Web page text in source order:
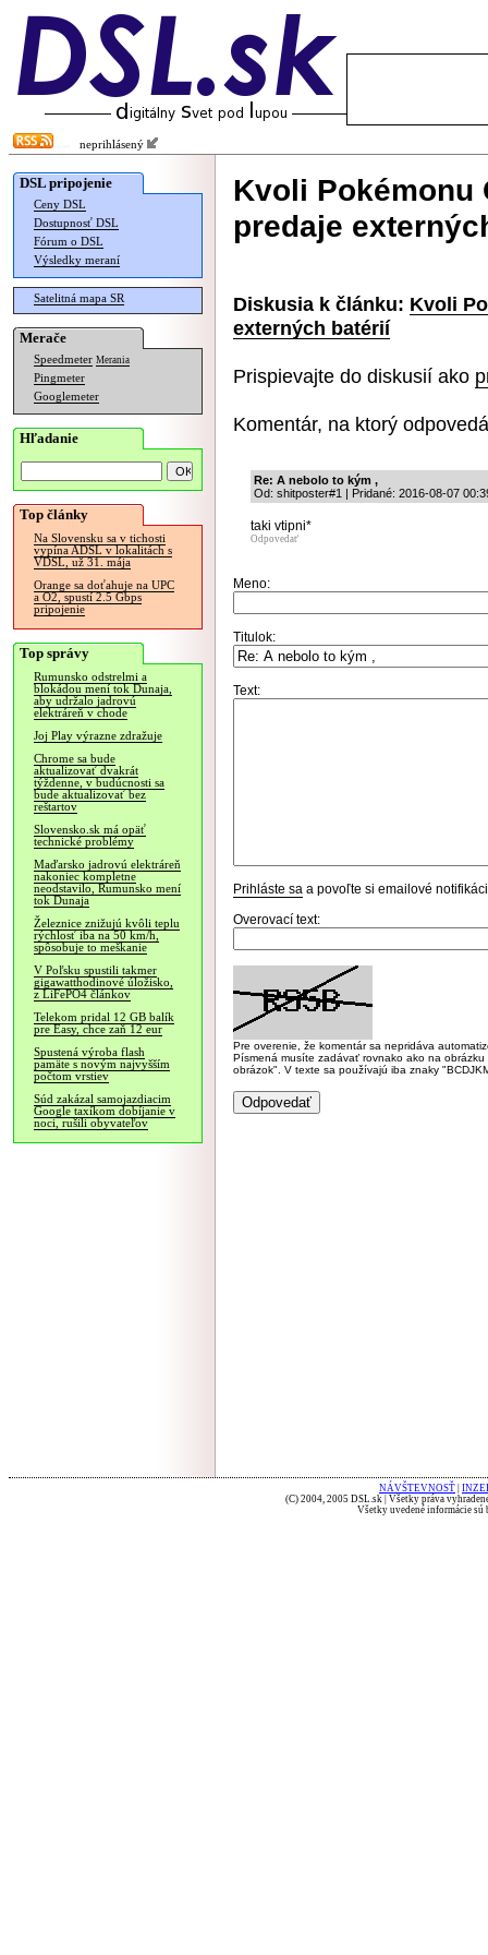
neprihlásený
DSL pripojenie
Ceny DSL
Dostupnosť DSL
Fórum o DSL
Výsledky meraní
Satelitná mapa SR
Merače
Speedmeter Merania
Pingmeter
Googlemeter
Hľadanie
Top články
Na Slovensku sa v tichosti
vypína ADSL v lokalitách s
VDSL, už 31. mája
Orange sa doťahuje na UPC
a O2, spustí 2.5 Gbps
pripojenie
Top správy
Rumunsko odstrelmi a
blokádou mení tok Dunaja,
aby udržalo jadrovú
elektráreň v chode
Joj Play výrazne zdražuje
Chrome sa bude
aktualizovať dvakrát
týždenne, v budúcnosti sa
bude aktualizovať bez
reštartov
Slovensko.sk má opäť
technické problémy
Maďarsko jadrovú elektráreň
nakoniec kompletne
neodstavilo, Rumunsko mení
tok Dunaja
Železnice znižujú kvôli teplu
rýchlosť iba na 50 km/h,
spôsobuje to meškanie
V Poľsku spustili takmer
gigawatthodinové úložisko,
z LiFePO4 článkov
Telekom pridal 12 GB balík
pre Easy, chce zaň 12 eur
Spustená výroba flash
pamäte s novým najvyšším
počtom vrstiev
Súd zakázal samojazdiacim
Google taxíkom dobíjanie v
noci, rušili obyvateľov
Kvoli Pokémonu
predaje
Diskusia k článku: Kvoli
externých batérií
Prispievajte do diskusií ako
Komentár, na ktorý
Re: A nebolo to kým ,
Od: shitposter#1 | Pridané: 2016-08-07
taki vtipni*
Odpovedať
Meno:
Titulok:
Text:
Prihláste sa a povoľte si emailové
Overovací text:
Pre overenie, že komentár sa nepridáva
Písmená musíte zadávať rovnako ako na
obrázok". V texte sa používajú iba znaky
NÁVŠTEVNOSŤ
(C) 2004, 2005 DSL.sk | Všetky práva
Všetky uvedené informácie sú